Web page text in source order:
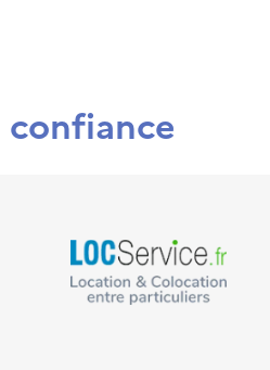
confiance